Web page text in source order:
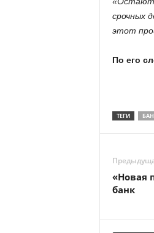
срочных
этот
По его
ТЕГИ
«Новая
банк